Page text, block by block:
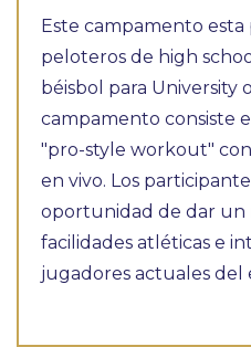
Este campamento esta
peloteros de high
béisbol para University
campamento consiste
"pro-style workout"
en vivo. Los
oportunidad de dar un
facilidades atléticas e
jugadores actuales del